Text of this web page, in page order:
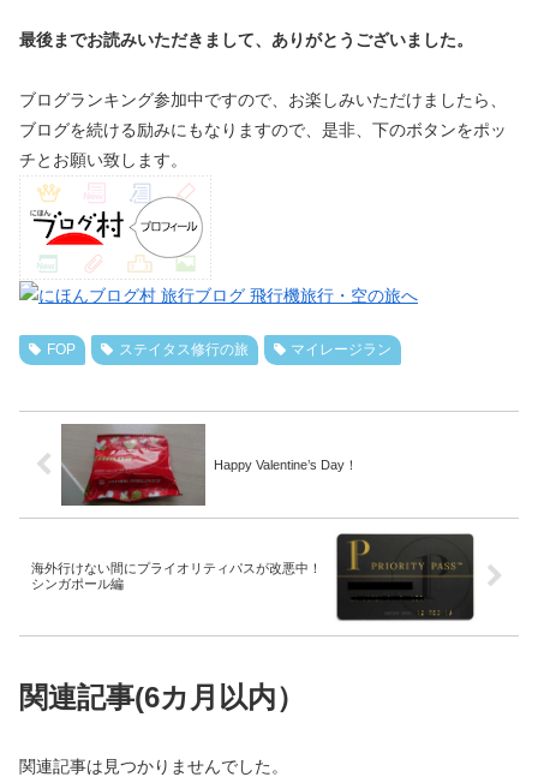
最後までお読みいただきまして、ありがとうございました。
ブログランキング参加中ですので、お楽しみいただけましたら、
ブログを続ける励みにもなりますので、是非、下のボタンをポッ
チとお願い致します。
FOP ステイタス修行の旅 マイレージラン
Happy Valentine’s Day！
海外行けない間にプライオリティパスが改悪中！
シンガポール編
関連記事(6カ月以内）
関連記事は見つかりませんでした。